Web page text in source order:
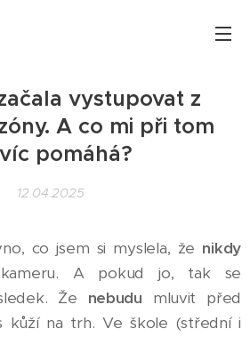
vystupovat z
A co mi při tom
pomáhá?
12.04.2025
co jsem si myslela, že nikdy
kameru. A pokud jo, tak se
Že nebudu mluvit před
kůží na trh. Ve škole (střední i